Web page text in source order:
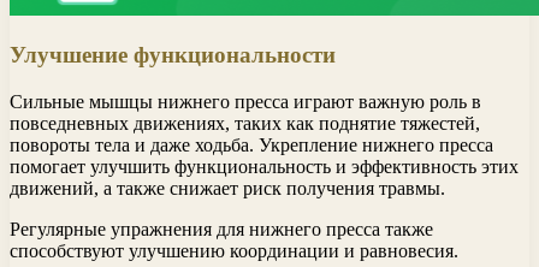
Улучшение функциональности
Сильные мышцы нижнего пресса играют важную роль в
повседневных движениях, таких как поднятие тяжестей,
повороты тела и даже ходьба. Укрепление нижнего пресса
помогает улучшить функциональность и эффективность этих
движений, а также снижает риск получения травмы.
Регулярные упражнения для нижнего пресса также
способствуют улучшению координации и равновесия.